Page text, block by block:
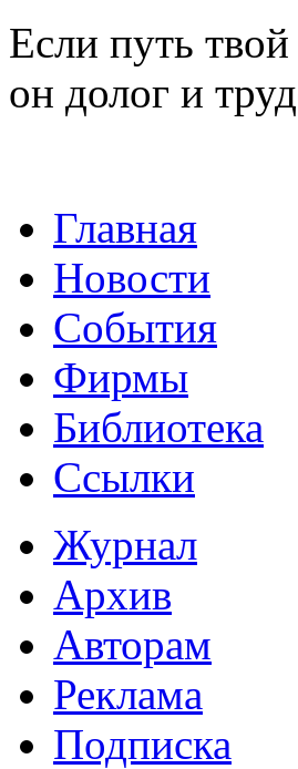
Если путь
он долог и
Главная
Новости
События
Фирмы
Библиотека
Ссылки
Журнал
Архив
Авторам
Реклама
Подписка